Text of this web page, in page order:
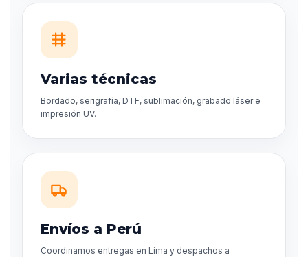
Varias técnicas
Bordado, serigrafía, DTF, sublimación, grabado láser e
impresión UV.
Envíos a Perú
Coordinamos entregas en Lima y despachos a